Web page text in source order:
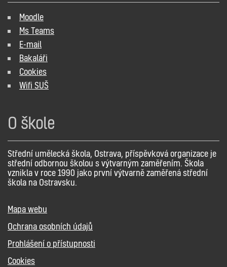
Moodle
Ms Teams
E-mail
Bakaláři
Cookies
Wifi SUŠ
O škole
Střední umělecká škola, Ostrava, příspěvková organizace je
střední odbornou školou s výtvarným zaměřením. Škola
vznikla v roce 1990 jako první výtvarně zaměřená střední
škola na Ostravsku.
Mapa webu
Ochrana osobních údajů
Prohlášení o přístupnosti
Cookies